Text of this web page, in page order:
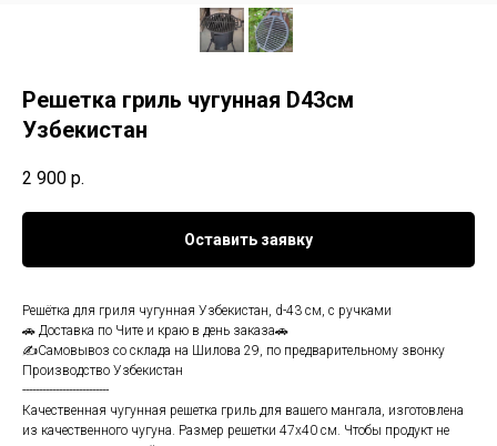
Решетка гриль чугунная D43см
Узбекистан
2 900 р.
Оставить заявку
Решётка для гриля чугунная Узбекистан, d-43 см, с ручками
🚗 Доставка по Чите и краю в день заказа🚗
✍Самовывоз со склада на Шилова 29, по предварительному звонку
Производство Узбекистан
--------------------------
Качественная чугунная решетка гриль для вашего мангала, изготовлена
из качественного чугуна. Размер решетки 47х40 см. Чтобы продукт не